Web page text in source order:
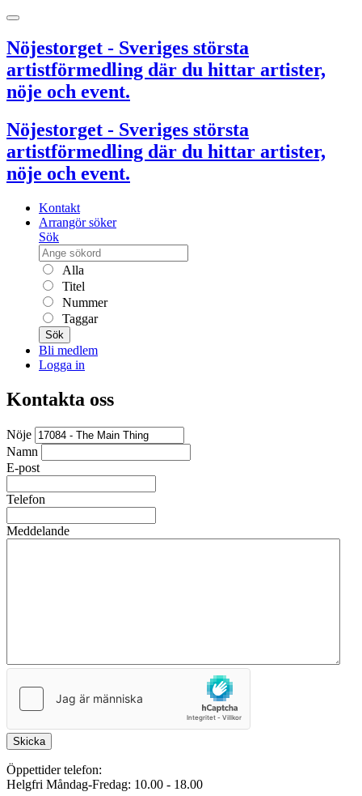
Nöjestorget - Sveriges största
artistförmedling där du hittar artister,
nöje och event.
Nöjestorget - Sveriges största
artistförmedling där du hittar artister,
nöje och event.
Kontakt
Arrangör söker
Sök
Alla
Titel
Nummer
Taggar
Sök
Bli medlem
Logga in
Kontakta oss
Nöje
Namn
E-post
Telefon
Meddelande
Skicka
Öppettider telefon:
Helgfri Måndag-Fredag: 10.00 - 18.00